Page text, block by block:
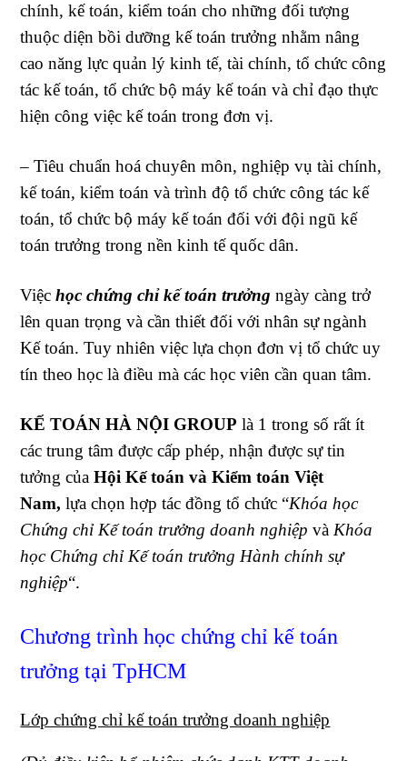
chính, kế toán, kiểm toán cho những đối tượng
thuộc diện bồi dưỡng kế toán trưởng nhằm nâng
cao năng lực quản lý kinh tế, tài chính, tổ chức công
tác kế toán, tổ chức bộ máy kế toán và chỉ đạo thực
hiện công việc kế toán trong đơn vị.
– Tiêu chuẩn hoá chuyên môn, nghiệp vụ tài chính,
kế toán, kiểm toán và trình độ tổ chức công tác kế
toán, tổ chức bộ máy kế toán đối với đội ngũ kế
toán trưởng trong nền kinh tế quốc dân.
Việchọc chứng chỉ kế toán trưởng ngày càng trở
lên quan trọng và cần thiết đối với nhân sự ngành
Kế toán. Tuy nhiên việc lựa chọn đơn vị tổ chức uy
tín theo học là điều mà các học viên cần quan tâm.
KẾ TOÁN HÀ NỘI GROUP là 1 trong số rất ít
các trung tâm được cấp phép, nhận được sự tin
tưởng củaHội Kế toán và Kiểm toán Việt
Nam,lựa chọn hợp tác đồng tổ chức “Khóa học
Chứng chỉ Kế toán trưởng doanh nghiệp và Khóa
học Chứng chỉ Kế toán trưởng Hành chính sự
nghiệp“.
Chương trình học chứng chỉ kế toán
trưởng tại TpHCM
Lớp chứng chỉ kế toán trưởng doanh nghiệp